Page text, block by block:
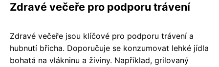
Zdravé večeře pro podporu trávení
Zdravé večeře jsou klíčové pro podporu trávení a
hubnutí břicha. Doporučuje se konzumovat lehké jídla
bohatá na vlákninu a živiny. Například, grilovaný